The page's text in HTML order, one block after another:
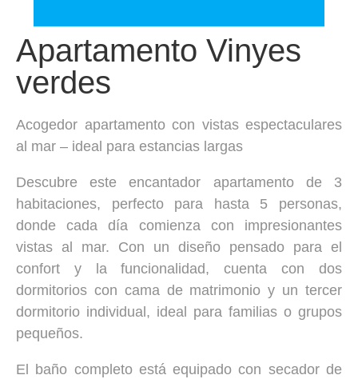
Apartamento Vinyes
verdes
Acogedor apartamento con vistas espectaculares
al mar – ideal para estancias largas
Descubre este encantador apartamento de 3
habitaciones, perfecto para hasta 5 personas,
donde cada día comienza con impresionantes
vistas al mar. Con un diseño pensado para el
confort y la funcionalidad, cuenta con dos
dormitorios con cama de matrimonio y un tercer
dormitorio individual, ideal para familias o grupos
pequeños.
El baño completo está equipado con secador de